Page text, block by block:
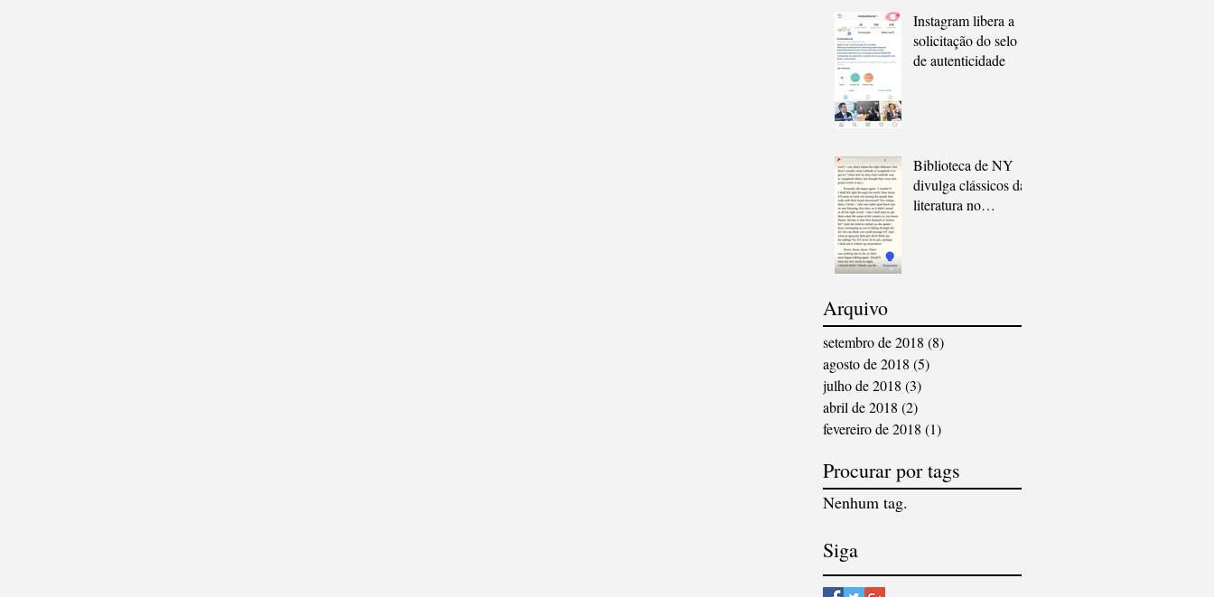
Instagram libera a
solicitação do selo
de autenticidade
Biblioteca de NY
divulga clássicos da
literatura no
Arquivo
setembro de 2018 (8)
agosto de 2018 (5)
julho de 2018 (3)
abril de 2018 (2)
fevereiro de 2018 (1)
Procurar por tags
Nenhum tag.
Siga